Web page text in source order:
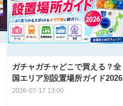
ガチャガチャどこで買える？全
国エリア別設置場所ガイド2026
2026-07-17 13:00